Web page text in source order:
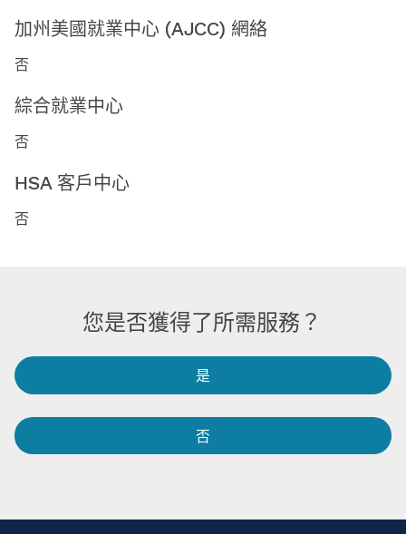
加州美國就業中心 (AJCC) 網絡​​
否​​
綜合就業中心​​
否​​
HSA 客戶中心​​
否​​
您是否獲得了所需服務？​​
是​​
否​​